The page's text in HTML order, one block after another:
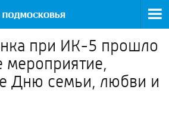
при ИК-5 прошло
мероприятие,
Дню семьи, любви и